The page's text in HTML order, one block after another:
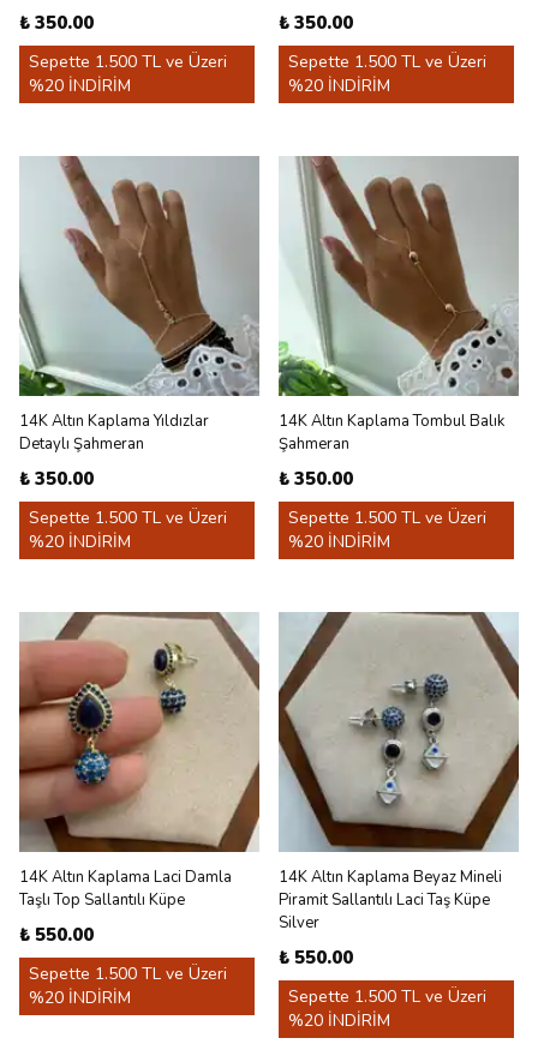
₺ 350.00
Sepette 1.500 TL ve Üzeri
%20 İNDİRİM
₺ 350.00
Sepette 1.500 TL ve Üzeri
%20 İNDİRİM
14K Altın Kaplama Yıldızlar
Detaylı Şahmeran
₺ 350.00
Sepette 1.500 TL ve Üzeri
%20 İNDİRİM
14K Altın Kaplama Tombul Balık
Şahmeran
₺ 350.00
Sepette 1.500 TL ve Üzeri
%20 İNDİRİM
14K Altın Kaplama Laci Damla
Taşlı Top Sallantılı Küpe
₺ 550.00
Sepette 1.500 TL ve Üzeri
%20 İNDİRİM
14K Altın Kaplama Beyaz Mineli
Piramit Sallantılı Laci Taş Küpe
Silver
₺ 550.00
Sepette 1.500 TL ve Üzeri
%20 İNDİRİM